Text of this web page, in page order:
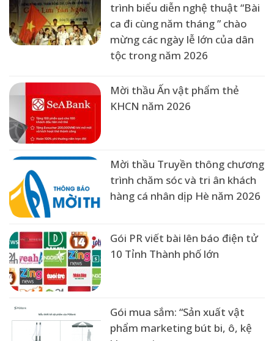
trình biểu diễn nghệ thuật “Bài
ca đi cùng năm tháng ” chào
mừng các ngày lễ lớn của dân
tộc trong năm 2026
Mời thầu Ấn vật phẩm thẻ
KHCN năm 2026
Mời thầu Truyền thông chương
trình chăm sóc và tri ân khách
hàng cá nhân dịp Hè năm 2026
Gói PR viết bài lên báo điện tử
10 Tỉnh Thành phố lớn
Gói mua sắm: “Sản xuất vật
phẩm marketing bút bi, ô, kệ